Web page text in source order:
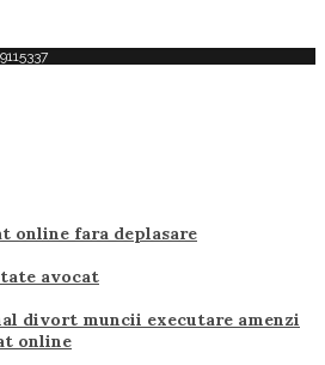
online fara deplasare
avocat
divort muncii executare amenzi
online